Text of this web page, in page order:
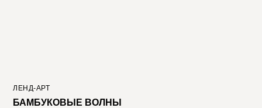
БАМБУКОВЫЕ ВОЛНЫ
ЛЕНД-АРТ